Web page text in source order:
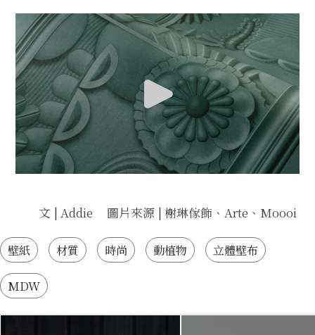
文 | Addie 圖片來源 | 榭琳傢飾、Arte、Moooi
壁紙 材質 時尚 動植物 立體壁布
MDW